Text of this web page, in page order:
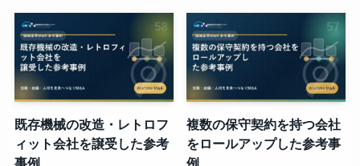
既存機械の改造・レトロフ
ィット会社を譲受した参考
事例
複数の保守契約を持つ会社
をロールアップした参考事
例